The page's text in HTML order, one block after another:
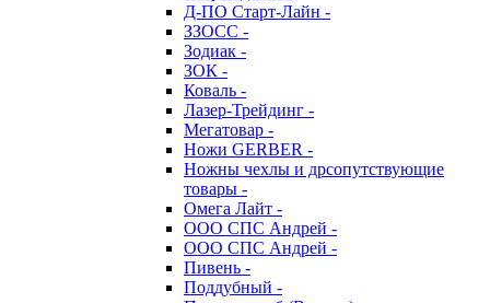
Д-ПО Старт-Лайн -
ЗЗОСС -
Зодиак -
ЗОК -
Коваль -
Лазер-Трейдинг -
Мегатовар -
Ножи GERBER -
Ножны чехлы и дрсопутствующие
товары -
Омега Лайт -
ООО СПС Андрей -
ООО СПС Андрей -
Пивень -
Поддубный -